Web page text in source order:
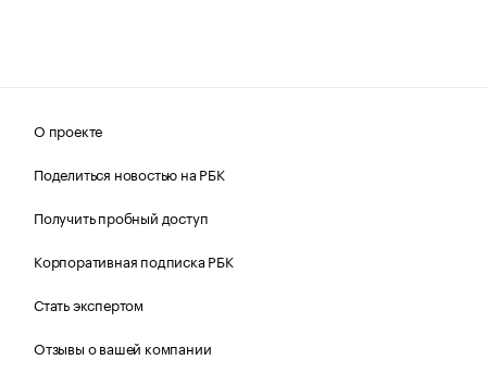
О проекте
Поделиться новостью на РБК
Получить пробный доступ
Корпоративная подписка РБК
Стать экспертом
Отзывы о вашей компании